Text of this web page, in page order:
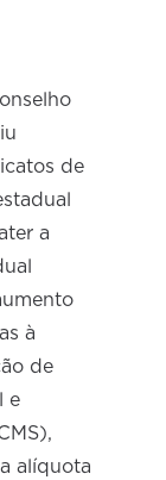
de
a
à
de
e
alíquota